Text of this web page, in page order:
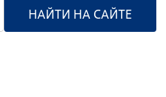
НАЙТИ НА САЙТЕ